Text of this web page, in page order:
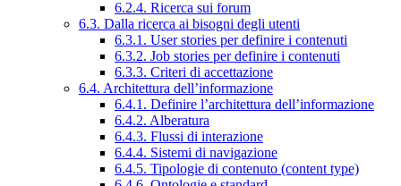
6.2.4. Ricerca sui forum
6.3. Dalla ricerca ai bisogni degli utenti
6.3.1. User stories per definire i contenuti
6.3.2. Job stories per definire i contenuti
6.3.3. Criteri di accettazione
6.4. Architettura dell’informazione
6.4.1. Definire l’architettura dell’informazione
6.4.2. Alberatura
6.4.3. Flussi di interazione
6.4.4. Sistemi di navigazione
6.4.5. Tipologie di contenuto (content type)